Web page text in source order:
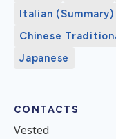
Italian (Summary)
Chinese
Japanese
CONTACTS
Vested